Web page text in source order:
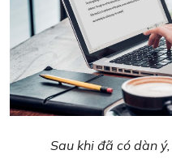
Sau khi đã có dàn